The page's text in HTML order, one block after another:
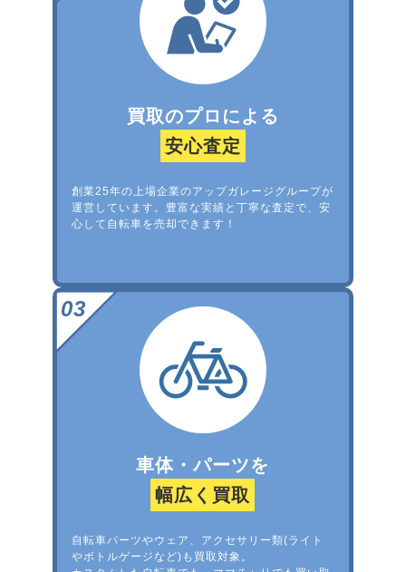
買取のプロによる
安心査定
創業25年の上場企業のアップガレージグループが
運営しています。豊富な実績と丁寧な査定で、安
心して自転車を売却できます！
車体・パーツを
幅広く買取
自転車パーツやウェア、アクセサリー類(ライト
やボトルゲージなど)も買取対象。